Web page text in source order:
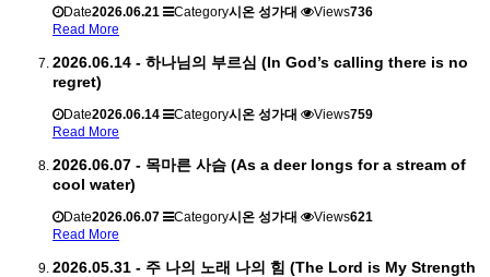
Date2026.06.21 Category시온 성가대 Views736
Read More
2026.06.14 - 하나님의 부르심 (In God’s calling there is no
regret)
Date2026.06.14 Category시온 성가대 Views759
Read More
2026.06.07 - 목마른 사슴 (As a deer longs for a stream of
cool water)
Date2026.06.07 Category시온 성가대 Views621
Read More
2026.05.31 - 주 나의 노래 나의 힘 (The Lord is My Strength